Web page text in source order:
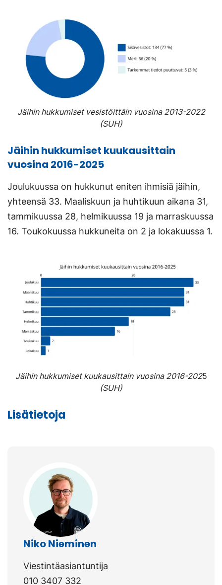
Jäihin hukkumiset vesistöittäin vuosina 2013-2022
(SUH)
Jäihin hukkumiset kuukausittain
vuosina 2016-2025
Joulukuussa on hukkunut eniten ihmisiä jäihin,
yhteensä 33. Maaliskuun ja huhtikuun aikana 31,
tammikuussa 28, helmikuussa 19 ja marraskuussa
16. Toukokuussa hukkuneita on 2 ja lokakuussa 1.
Jäihin hukkumiset kuukausittain vuosina 2016-2025
(SUH)
Lisätietoja
Niko Nieminen
Viestintäasiantuntija
010 3407 332